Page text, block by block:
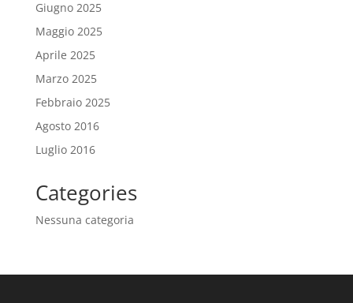
Giugno 2025
Maggio 2025
Aprile 2025
Marzo 2025
Febbraio 2025
Agosto 2016
Luglio 2016
Categories
Nessuna categoria